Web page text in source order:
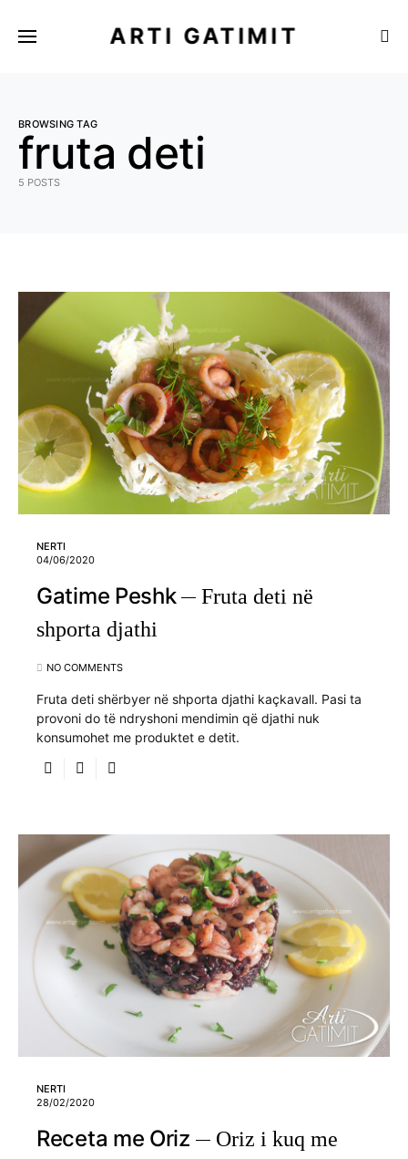
ARTI GATIMIT
BROWSING TAG
fruta deti
5 POSTS
NERTI
04/06/2020
Gatime Peshk
Fruta deti në
shporta djathi
NO COMMENTS
Fruta deti shërbyer në shporta djathi kaçkavall. Pasi ta
provoni do të ndryshoni mendimin që djathi nuk
konsumohet me produktet e detit.
NERTI
28/02/2020
Receta me Oriz
Oriz i kuq me